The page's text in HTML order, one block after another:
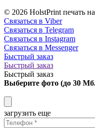
© 2026 HolstPrint печать
Связаться в Viber
Связаться в Telegram
Связаться в Instagram
Связаться в Messenger
Быстрый заказ
Быстрый заказ
Быстрый заказ
Выберите фото (до 30
загрузить еще